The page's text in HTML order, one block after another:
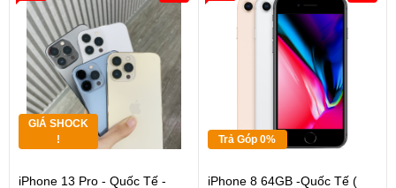
GIÁ SHOCK
!
iPhone 13 Pro - Quốc Tế -
Trả Góp 0%
iPhone 8 64GB -Quốc Tế (